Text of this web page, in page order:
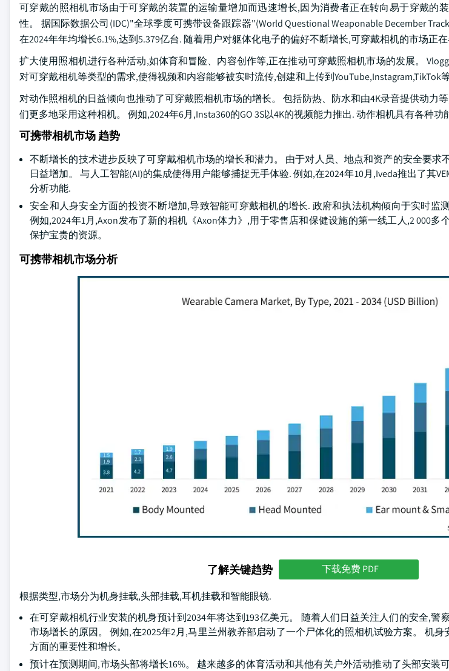
可穿戴的照相机市场由于可穿戴的装置的运输量增加而迅速增长,因为消费者正在转向易于穿戴的
性。 据国际数据公司(IDC)"全球季度可携带设备跟踪器"(World Questional Weaponable December
在2024年年均增长6.1%,达到5.379亿台. 随着用户对躯体化电子的偏好不断增长,可穿戴相机的市场正在
扩大使用照相机进行各种活动,如体育和冒险、内容创作等,正在推动可穿戴照相机市场的发展。
对可穿戴相机等类型的需求,使得视频和内容能够被实时流传,创建和上传到YouTube,Instagram,TikTok
对动作照相机的日益倾向也推动了可穿戴照相机市场的增长。 包括防热、防水和由4K录音提供动力
们更多地采用这种相机。 例如,2024年6月,Insta360的GO 3S以4K的视频能力推出. 动作相机具有各种
可携带相机市场 趋势
不断增长的技术进步反映了可穿戴相机市场的增长和潜力。 由于对人员、地点和资产的安全要求
日益增加。 与人工智能(AI)的集成使得用户能够捕捉无手体验. 例如,在2024年10月,Iveda推出了其
分析功能.
安全和人身安全方面的投资不断增加,导致智能可穿戴相机的增长. 政府和执法机构倾向于实时监
例如,2024年1月,Axon发布了新的相机《Axon体力》,用于零售店和保健设施的第一线工人,2 000
保护宝贵的资源。
可携带相机市场分析
了解关键趋势 下载免费 PDF
根据类型,市场分为机身挂载,头部挂载,耳机挂载和智能眼镜.
在可穿戴相机行业安装的机身预计到2034年将达到193亿美元。 随着人们日益关注人们的安全,警
市场增长的原因。 例如,在2025年2月,马里兰州教养部启动了一个尸体化的照相机试验方案。 机
方面的重要性和增长。
预计在预测期间,市场头部将增长16%。 越来越多的体育活动和其他有关户外活动推动了头部安装